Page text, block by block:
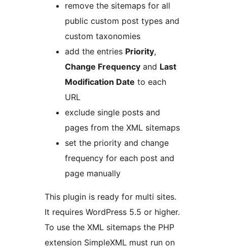
remove the sitemaps for all
public custom post types and
custom taxonomies
add the entries Priority,
Change Frequency and Last
Modification Date to each
URL
exclude single posts and
pages from the XML sitemaps
set the priority and change
frequency for each post and
page manually
This plugin is ready for multi sites.
It requires WordPress 5.5 or higher.
To use the XML sitemaps the PHP
extension SimpleXML must run on